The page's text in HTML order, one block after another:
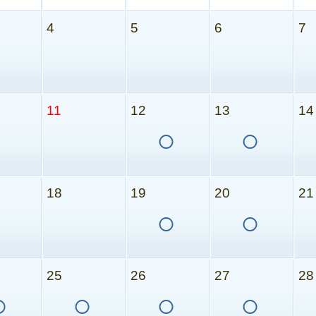
4 5 6 7
11 12
○
13
○
14
18 19
○
20
○
21
25
○
26
○
27
○
28